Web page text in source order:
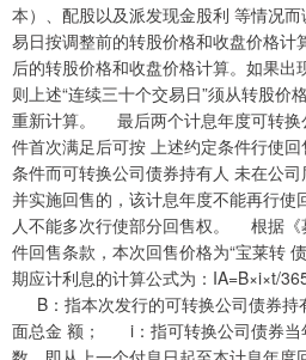
本）、配股以及派发现金股利 等情况
易日按调整前的转股价格和收盘价格计
后的转股价格和收盘价格计算。如果出
则上述“连续三十个交易日”须从转股价
重新计算。 最后两个计息年度可转换
件首次满足后可按 上述约定条件行使
条件而可转换公司债券持有人 未在公
并实施回售的，该计息年度不能再行使
人不能多次行使部分回售权。 根据《
件回售条款，本次回售价格为“宝莱转
期应计利息的计算公式为：IA=B×i×t/
B：指本次发行的可转换公司债券持
面总金 额； i：指可转换公司债券